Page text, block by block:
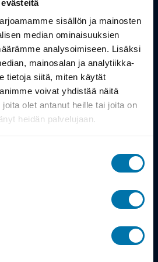
sisällön ja mainosten
median ominaisuuksien
analysoimiseen. Lisäksi
mainosalan ja analytiikka-
tietoja siitä, miten käytät
voivat yhdistää näitä
olet antanut heille tai joita on
heidän palvelujaan.
Info
Toimitus
ja palautukset
Maksutavat